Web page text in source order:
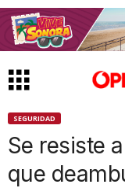
SEGURIDAD
Se resiste
que